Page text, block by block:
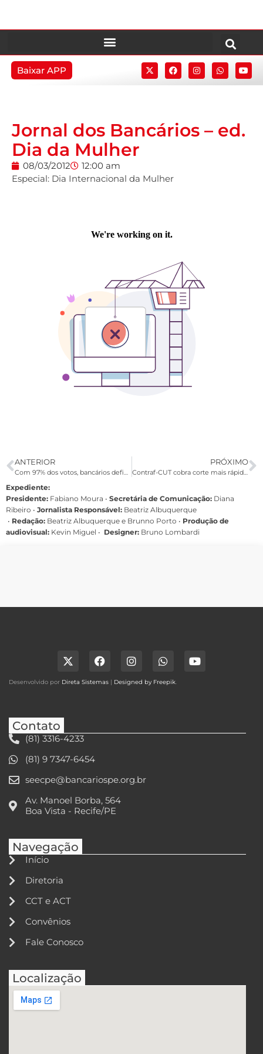
Baixar APP
Jornal dos Bancários – ed.
Dia da Mulher
08/03/2012
12:00 am
Especial: Dia Internacional da Mulher
ANTERIOR PRÓXIMO
Contraf-CUT cobra corte mais rápido da Selic e queda dos juros bancários
Expediente:
Presidente: Fabiano Moura • Secretária de Comunicação: Diana
Ribeiro • Jornalista Responsável: Beatriz Albuquerque
• Redação: Beatriz Albuquerque e Brunno Porto • Produção de
audiovisual: Kevin Miguel • Designer: Bruno Lombardi
Desenvolvido por Direta Sistemas | Designed by Freepik.
Contato
(81) 3316-4233
(81) 9 7347-6454
seecpe@bancariospe.org.br
Av. Manoel Borba, 564
Boa Vista - Recife/PE
Navegação
Início
Diretoria
CCT e ACT
Convênios
Fale Conosco
Localização